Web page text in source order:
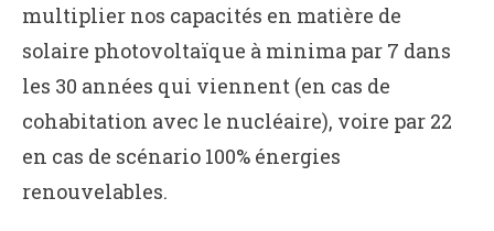
multiplier nos capacités en matière de
solaire photovoltaïque à minima par 7 dans
les 30 années qui viennent (en cas de
cohabitation avec le nucléaire), voire par 22
en cas de scénario 100% énergies
renouvelables.